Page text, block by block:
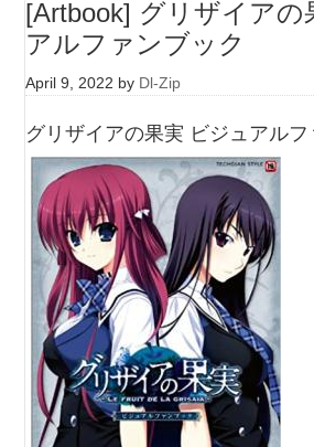
[Artbook] グリザイアの
アルファンブック
April 9, 2022 by Dl-Zip
グリザイアの果実 ビジュアルフ